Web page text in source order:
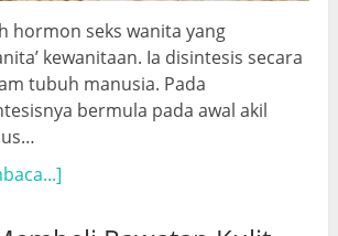
hormon seks wanita yang
kewanitaan. Ia disintesis secara
tubuh manusia. Pada
bermula pada awal akil